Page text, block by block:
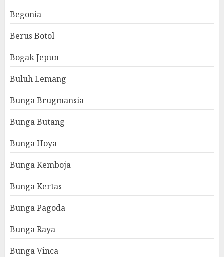
Begonia
Berus Botol
Bogak Jepun
Buluh Lemang
Bunga Brugmansia
Bunga Butang
Bunga Hoya
Bunga Kemboja
Bunga Kertas
Bunga Pagoda
Bunga Raya
Bunga Vinca